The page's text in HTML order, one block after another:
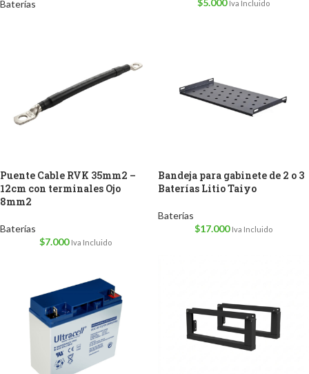
Baterías
$5.000 Iva Incluido
Puente Cable RVK 35mm2 –
12cm con terminales Ojo
8mm2
Baterías
$7.000 Iva Incluido
Bandeja para gabinete de 2 o 3
Baterías Litio Taiyo
Baterías
$17.000 Iva Incluido